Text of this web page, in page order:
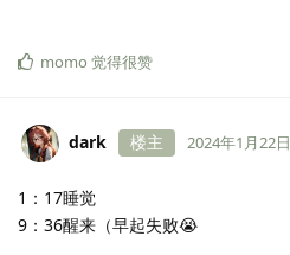
momo 觉得很赞
dark 楼主 2024年1月22日
1：17睡觉
9：36醒来（早起失败😭